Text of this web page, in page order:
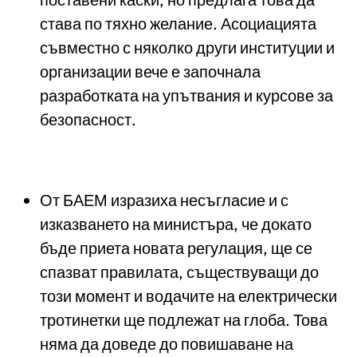
става по тяхно желание. Асоциацията
съвместно с няколко други институции и
организации вече е започнала
разработката на упътвания и курсове за
безопасност.
От БАЕМ изразиха несъгласие и с
изказването на министъра, че докато
бъде приета новата регулация, ще се
спазват правилата, съществуващи до
този момент и водачите на електрически
тротинетки ще подлежат на глоба. Това
няма да доведе до повишаване на